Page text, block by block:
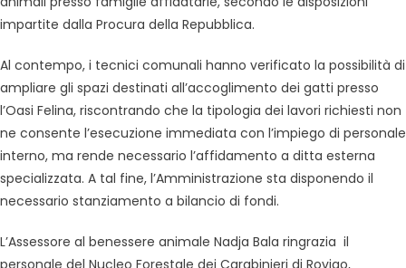
impartite dalla Procura della Repubblica.
Al contempo, i tecnici comunali hanno verificato la possibilità di
ampliare gli spazi destinati all’accoglimento dei gatti presso
l’Oasi Felina, riscontrando che la tipologia dei lavori richiesti non
ne consente l’esecuzione immediata con l’impiego di personale
interno, ma rende necessario l’affidamento a ditta esterna
specializzata. A tal fine, l’Amministrazione sta disponendo il
necessario stanziamento a bilancio di fondi.
L’Assessore al benessere animale Nadja Bala ringrazia il
personale del Nucleo Forestale dei Carabinieri di Rovigo,